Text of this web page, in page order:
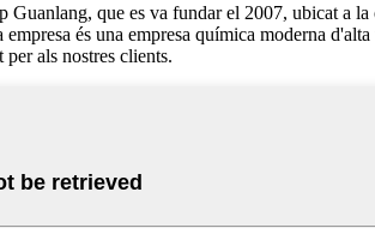
que es va fundar el 2007, ubicat a
és una empresa química moderna
als nostres clients.